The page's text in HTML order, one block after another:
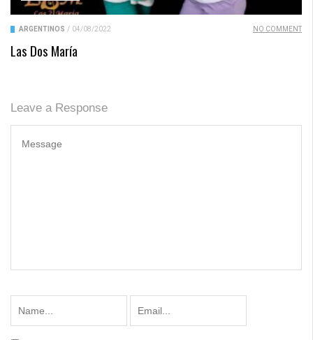
ARGENTINOS / 04/08/2022 NO COMMENT
Las Dos María
Leave a Response